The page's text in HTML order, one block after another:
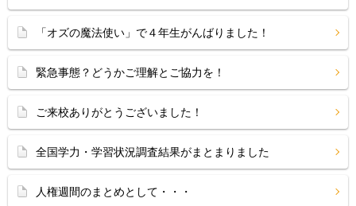
「オズの魔法使い」で４年生がんばりました！
緊急事態？どうかご理解とご協力を！
ご来校ありがとうございました！
全国学力・学習状況調査結果がまとまりました
人権週間のまとめとして・・・